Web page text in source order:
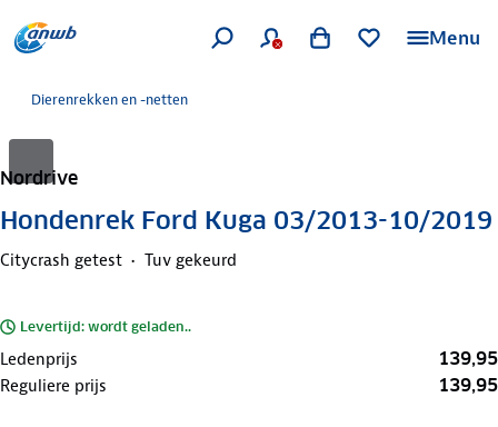
Menu
Dierenrekken en -netten
Nordrive
Hondenrek Ford Kuga 03/2013-10/2019
Citycrash getest Tuv gekeurd
Levertijd: wordt geladen..
Ledenprijs 139,95
Reguliere prijs 139,95